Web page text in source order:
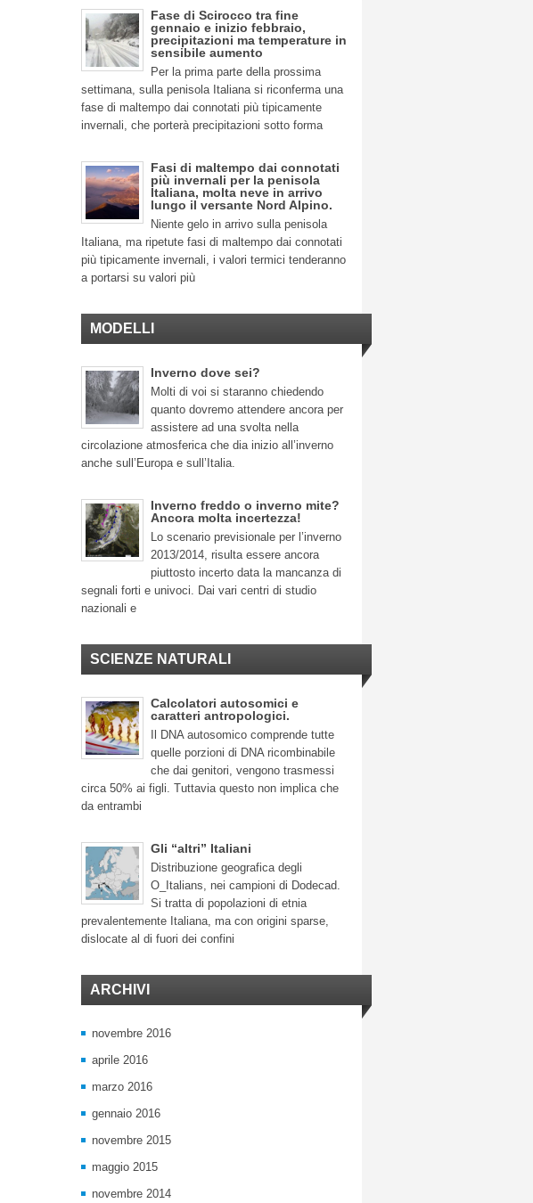
Fase di Scirocco tra fine
gennaio e inizio febbraio,
precipitazioni ma temperature in
sensibile aumento
Per la prima parte della prossima
settimana, sulla penisola Italiana si riconferma una
fase di maltempo dai connotati più tipicamente
invernali, che porterà precipitazioni sotto forma
Fasi di maltempo dai connotati
più invernali per la penisola
Italiana, molta neve in arrivo
lungo il versante Nord Alpino.
Niente gelo in arrivo sulla penisola
Italiana, ma ripetute fasi di maltempo dai connotati
più tipicamente invernali, i valori termici tenderanno
a portarsi su valori più
MODELLI
Inverno dove sei?
Molti di voi si staranno chiedendo
quanto dovremo attendere ancora per
assistere ad una svolta nella
circolazione atmosferica che dia inizio all’inverno
anche sull’Europa e sull’Italia.
Inverno freddo o inverno mite?
Ancora molta incertezza!
Lo scenario previsionale per l’inverno
2013/2014, risulta essere ancora
piuttosto incerto data la mancanza di
segnali forti e univoci. Dai vari centri di studio
nazionali e
SCIENZE NATURALI
Calcolatori autosomici e
caratteri antropologici.
Il DNA autosomico comprende tutte
quelle porzioni di DNA ricombinabile
che dai genitori, vengono trasmessi
circa 50% ai figli. Tuttavia questo non implica che
da entrambi
Gli “altri” Italiani
Distribuzione geografica degli
O_Italians, nei campioni di Dodecad.
Si tratta di popolazioni di etnia
prevalentemente Italiana, ma con origini sparse,
dislocate al di fuori dei confini
ARCHIVI
novembre 2016
aprile 2016
marzo 2016
gennaio 2016
novembre 2015
maggio 2015
novembre 2014